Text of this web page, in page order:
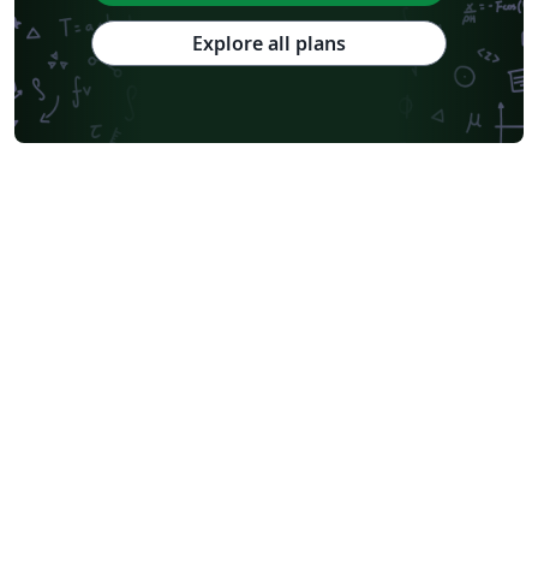
Explore all plans